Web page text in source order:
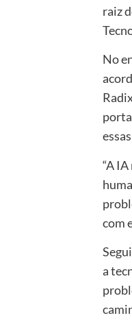
raiz
No
“A
com
a